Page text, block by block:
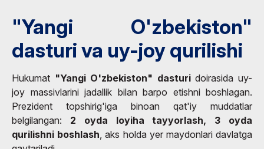
"Yangi O'zbekiston"
dasturi va uy-joy qurilishi
Hukumat "Yangi O'zbekiston" dasturidoirasida uy-
joy massivlarini jadallik bilan barpo etishni boshlagan.
Prezident topshirig'iga binoan qat'iy muddatlar
belgilangan: 2 oyda loyiha tayyorlash, 3 oyda
qurilishni boshlash , aks holda yer maydonlari davlatga